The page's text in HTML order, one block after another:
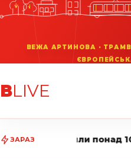
ВLIVE
ЗАРАЗ100 підозрілих